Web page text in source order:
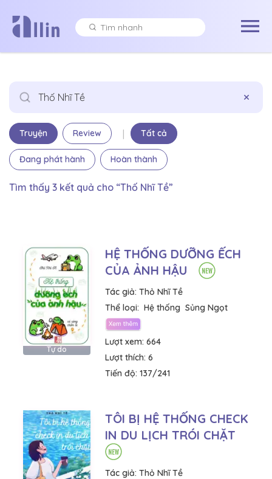
×
Truyện Review | Tất cả
Đang phát hành Hoàn thành
Tìm thấy 3 kết quả cho “Thố Nhĩ Tề”
Tự do
HỆ THỐNG DƯỠNG ẾCH
CỦA ẢNH HẬU
Tác giả: Thỏ Nhĩ Tề
Thể loại: Hệ thống Sủng Ngọt
Lượt xem: 664
Lượt thích: 6
Tiến độ: 137/241
TÔI BỊ HỆ THỐNG CHECK
IN DU LỊCH TRÓI CHẶT
Tác giả: Thỏ Nhĩ Tề